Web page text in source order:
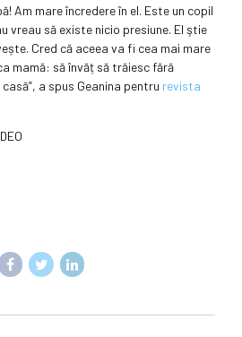
Am mare încredere în el. Este un copil
vreau să existe nicio presiune. El ştie
Cred că aceea va fi cea mai mare
mamă: să învăț să trăiesc fără
a spus Geanina pentru revista